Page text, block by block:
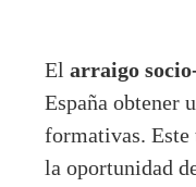
El arraigo
España obtener
formativas.
la oportunidad